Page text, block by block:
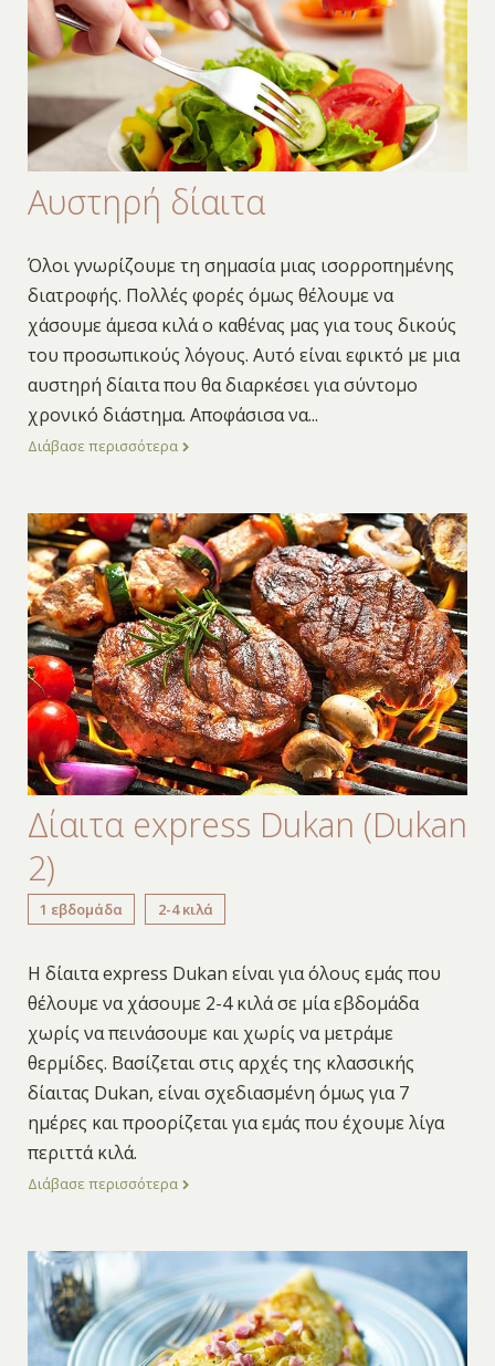
Αυστηρή δίαιτα
Όλοι γνωρίζουμε τη σημασία μιας ισορροπημένης
διατροφής. Πολλές φορές όμως θέλουμε να
χάσουμε άμεσα κιλά ο καθένας μας για τους δικούς
του προσωπικούς λόγους. Αυτό είναι εφικτό με μια
αυστηρή δίαιτα που θα διαρκέσει για σύντομο
χρονικό διάστημα. Αποφάσισα να...
Διάβασε περισσότερα
Δίαιτα express Dukan (Dukan
2)
1 εβδομάδα 2-4 κιλά
Η δίαιτα express Dukan είναι για όλους εμάς που
θέλουμε να χάσουμε 2-4 κιλά σε μία εβδομάδα
χωρίς να πεινάσουμε και χωρίς να μετράμε
θερμίδες. Βασίζεται στις αρχές της κλασσικής
δίαιτας Dukan, είναι σχεδιασμένη όμως για 7
ημέρες και προορίζεται για εμάς που έχουμε λίγα
περιττά κιλά.
Διάβασε περισσότερα